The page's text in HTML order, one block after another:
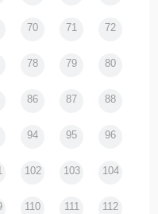
70 71 72
78 79 80
86 87 88
94 95 96
102 103 104
110 111 112